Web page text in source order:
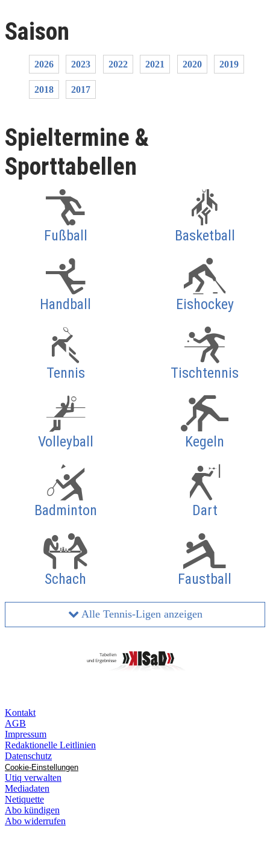
Saison
2026 2023 2022 2021 2020 2019
2018 2017
Spieltermine &
Sporttabellen
Fußball Basketball
Handball Eishockey
Tennis Tischtennis
Volleyball Kegeln
Badminton Dart
Schach Faustball
Alle Tennis-Ligen anzeigen
Kontakt
AGB
Impressum
Redaktionelle Leitlinien
Datenschutz
Cookie-Einstellungen
Utiq verwalten
Mediadaten
Netiquette
Abo kündigen
Abo widerrufen